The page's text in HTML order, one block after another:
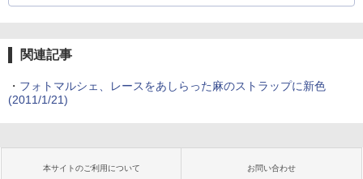
関連記事
・ フォトマルシェ、レースをあしらった麻のストラップに新色
(2011/1/21)
本サイトのご利用について お問い合わせ